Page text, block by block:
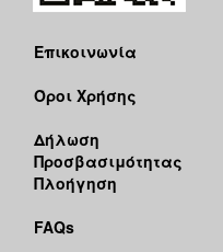
Επικοινωνία
Όροι Χρήσης
Δήλωση
Προσβασιμότητας
Πλοήγηση
FAQs